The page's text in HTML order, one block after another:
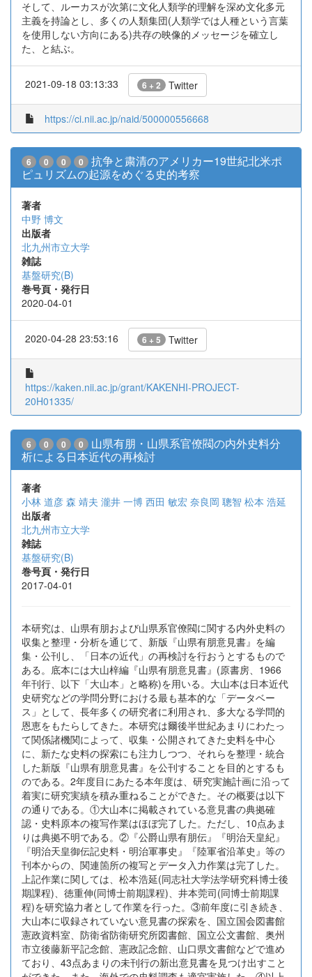
そして、ルーカスが次第に文化人類学的理解を深め文化多元
主義を持論とし、多くの人類集団(人類学では人種という言葉
を使用しない方向にある)共存の映像的メッセージを確立し
た、と結ぶ。
2021-09-18 03:13:33 6 + 2 Twitter
https://ci.nii.ac.jp/naid/500000556668
6 0 0 0
抗争と粛清のアメリカー19世紀北米ポ
ピュリズムの起源をめぐる史的考察
著者
中野 博文
出版者
北九州市立大学
雑誌
基盤研究(B)
巻号頁・発行日
2020-04-01
2020-04-28 23:53:16 6 + 5 Twitter
https://kaken.nii.ac.jp/grant/KAKENHI-PROJECT-
20H01335/
6 0 0 0
山県有朋・山県系官僚閥の内外史料分
析による日本近代の再検討
著者
小林 道彦 森 靖夫 瀧井 一博 西田 敏宏 奈良岡 聰智 松本 浩延
出版者
北九州市立大学
雑誌
基盤研究(B)
巻号頁・発行日
2017-04-01
本研究は、山県有朋および山県系官僚閥に関する内外史料の
収集と整理・分析を通じて、新版『山県有朋意見書』を編
集・公刊し、「日本の近代」の再検討を行おうとするもので
ある。底本には大山梓編『山県有朋意見書』(原書房、1966
年刊行、以下「大山本」と略称)を用いる。大山本は日本近代
史研究などの学問分野における最も基本的な「データベー
ス」として、長年多くの研究者に利用され、多大なる学問的
恩恵をもたらしてきた。本研究は爾後半世紀あまりにわたっ
て関係諸機関によって、収集・公開されてきた史料を中心
に、新たな史料の探索にも注力しつつ、それらを整理・統合
した新版『山県有朋意見書』を公刊することを目的とするも
のである。2年度目にあたる本年度は、研究実施計画に沿って
着実に研究実績を積み重ねることができた。その概要は以下
の通りである。①大山本に掲載されている意見書の典拠確
認・史料原本の複写作業はほぼ完了した。ただし、10点あま
りは典拠不明である。②『公爵山県有朋伝』『明治天皇紀』
『明治天皇御伝記史料・明治軍事史』『陸軍省沿革史』等の
刊本からの、関連箇所の複写とデータ入力作業は完了した。
上記作業に関しては、松本浩延(同志社大学法学研究科博士後
期課程)、徳重伸(同博士前期課程)、井本莞司(同博士前期課
程)を研究協力者として作業を行った。③前年度に引き続き、
大山本に収録されていない意見書の探索を、国立国会図書館
憲政資料室、防衛省防衛研究所図書館、国立公文書館、奥州
市立後藤新平記念館、憲政記念館、山口県文書館などで進め
ており、43点あまりの未刊行の新出意見書を見つけ出すこと